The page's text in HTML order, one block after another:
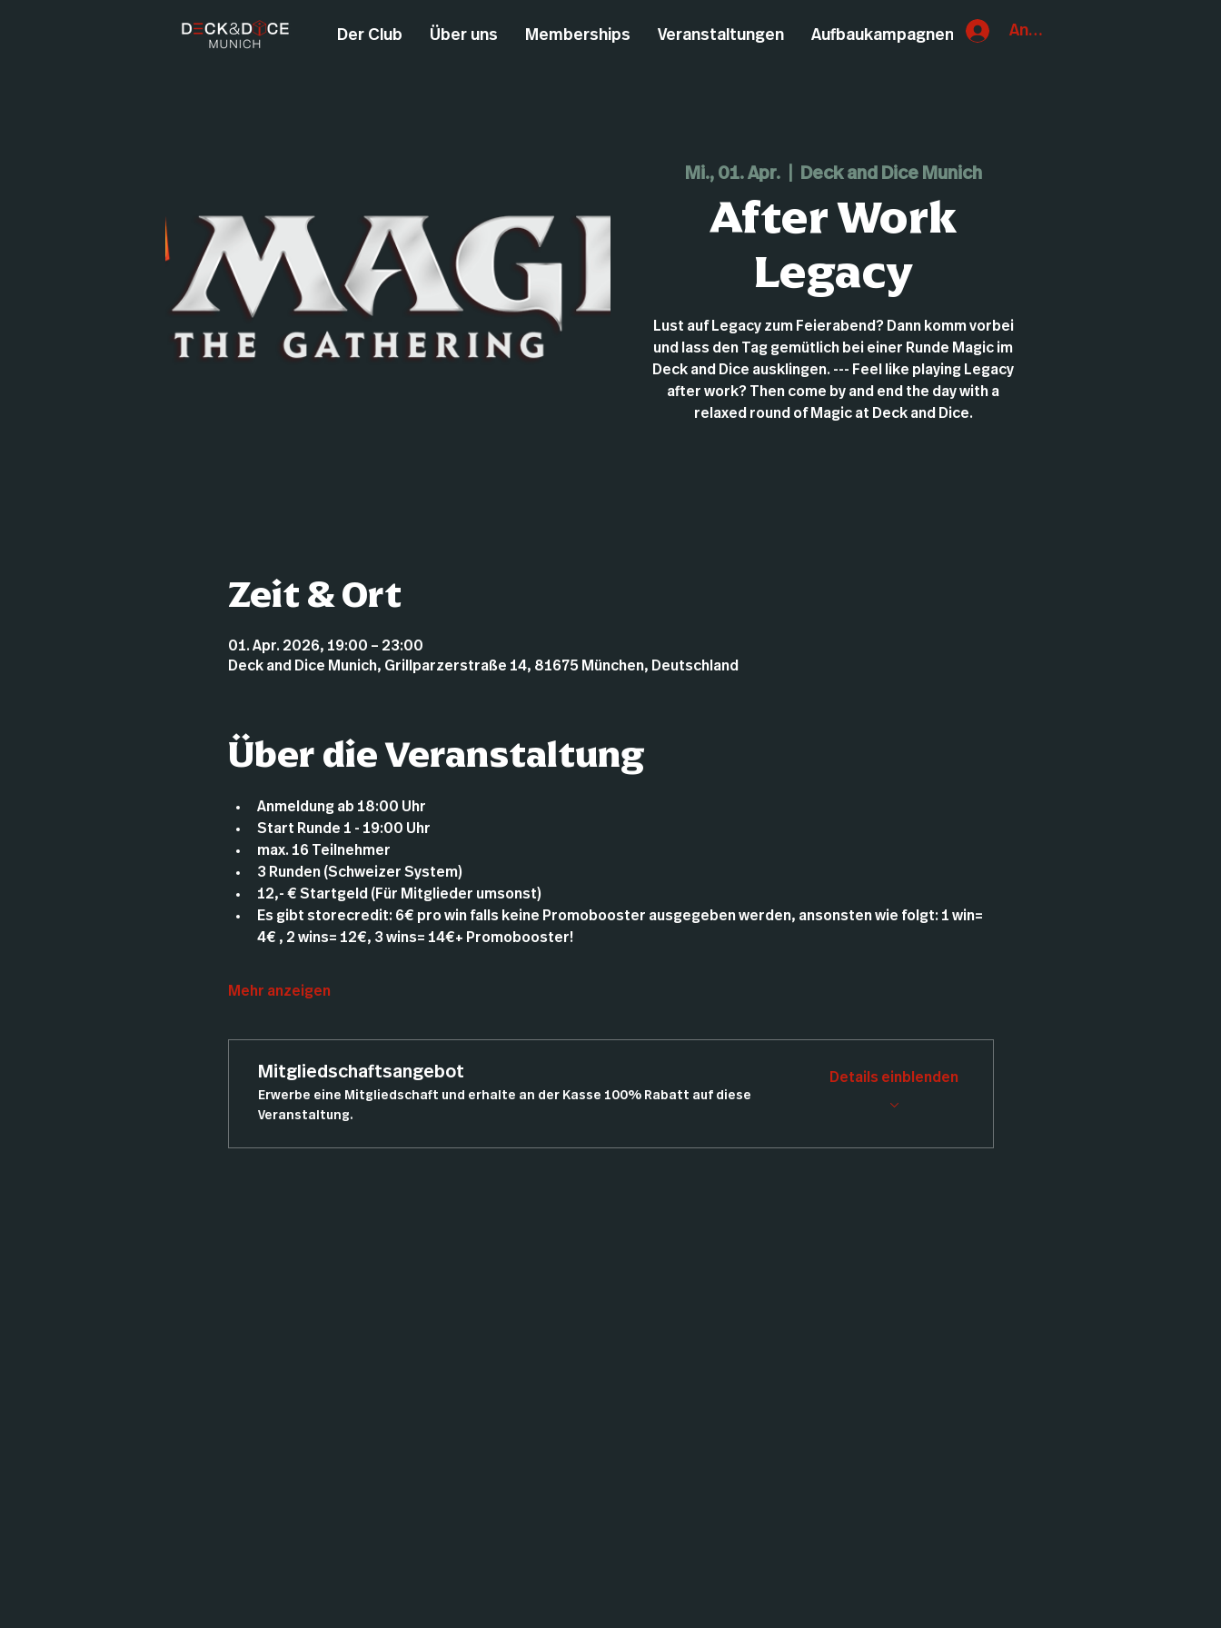
Der Club Über uns Memberships Veranstaltungen Aufbaukampagnen Anmelden
Mi., 01. Apr.
  |
Deck and Dice Munich
After Work
Legacy
Lust auf Legacy zum Feierabend? Dann komm vorbei
und lass den Tag gemütlich bei einer Runde Magic im
Deck and Dice ausklingen. --- Feel like playing Legacy
after work? Then come by and end the day with a
relaxed round of Magic at Deck and Dice.
Zeit & Ort
01. Apr. 2026, 19:00 – 23:00
Deck and Dice Munich, Grillparzerstraße 14, 81675 München, Deutschland
Über die Veranstaltung
Anmeldung ab 18:00 Uhr
Start Runde 1 - 19:00 Uhr
max. 16 Teilnehmer
3 Runden (Schweizer System)
12,- € Startgeld (Für Mitglieder umsonst)
Es gibt storecredit: 6€ pro win falls keine Promobooster ausgegeben werden, ansonsten wie folgt: 1 win=
4€ , 2 wins= 12€, 3 wins= 14€+ Promobooster!
Mehr anzeigen
Mitgliedschaftsangebot
Erwerbe eine Mitgliedschaft und erhalte an der Kasse 100% Rabatt auf diese
Veranstaltung.
Details einblenden